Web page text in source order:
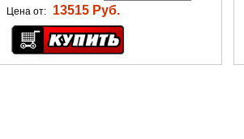
Цена от:
13515 Руб.